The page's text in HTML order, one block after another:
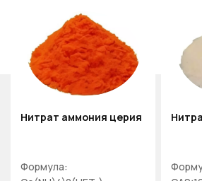
Нитрат аммония церия
Формула: